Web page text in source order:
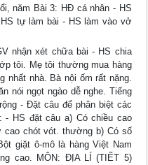
năm Bài 3: HĐ cá nhân - HS
tự làm bài - HS làm vào vở
nhận xét chữa bài - HS chia
tôi. Mẹ tôi thường mua hàng
nhất nhà. Bà nội ốm rất nặng.
nói ngọt ngào dễ nghe. Tiếng
- Đặt câu để phân biệt các
HS đặt câu a) Có chiều cao
chót vót. thường b) Có số
giặt ô-mô là hàng Việt Nam
cao. MÔN: ĐỊA LÍ (TIẾT 5)